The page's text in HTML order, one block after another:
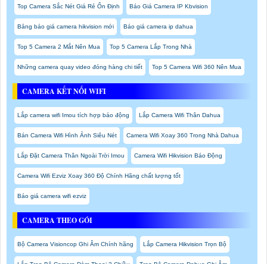
Top Camera Sắc Nét Giá Rẻ Ổn Định Báo Giá Camera IP Kbvision
Bảng báo giá camera hikvision mới Báo giá camera ip dahua
Top 5 Camera 2 Mắt Nên Mua Top 5 Camera Lắp Trong Nhà
Những camera quay video đóng hàng chi tiết Top 5 Camera Wifi 360 Nên Mua
CAMERA KẾT NỐI WIFI
Lắp camera wifi Imou tích hợp báo động Lắp Camera Wifi Thân Dahua
Bán Camera Wifi Hình Ảnh Siêu Nét Camera Wifi Xoay 360 Trong Nhà Dahua
Lắp Đặt Camera Thân Ngoài Trời Imou Camera Wifi Hikvision Báo Động
Camera Wifi Ezviz Xoay 360 Độ Chính Hãng chất lượng tốt
Báo giá camera wifi ezviz
CAMERA THEO GÓI
Bộ Camera Visioncop Ghi Âm Chính hãng Lắp Camera Hikvision Trọn Bộ